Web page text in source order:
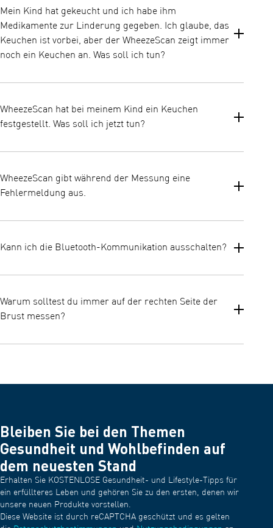
Verbindungsanzeige blinkt und WheezeScan wartet auf die
Kopplung. Befolge dann die Anweisungen in der OMRON Asthma
Diary App. Beachte, dass die Taste [Verbindung] nicht
funktioniert, wenn WheezeScan eingeschaltet ist.
Mein Kind hat gekeucht und ich habe ihm
Medikamente zur Linderung gegeben. Ich glaube, das
Keuchen ist vorbei, aber der WheezeScan zeigt immer
noch ein Keuchen an. Was soll ich tun?
Medikamente wirken. Befolge immer die Anweisungen deines
Arztes, egal wie das Ergebnis dieses Geräts ausfällt.
WheezeScan hat bei meinem Kind ein Keuchen
festgestellt. Was soll ich jetzt tun?
Engegefühl in der Brust, Kurzatmigkeit, Husten oder Keuchen
zeigt, solltest du die vom Arzt verordneten Maßnahmen
WheezeScan gibt während der Messung eine
Fehlermeldung aus.
Fehlerbehebung in der WheezeScan-Bedienungsanleitung an.
Kann ich die Bluetooth-Kommunikation ausschalten?
Verbindungsanzeige beginnt nach 2 Sekunden zu blinken, aber
drücke weiter. Lass die Taste NICHT los. Wenn das Bluetooth
schaltet sich der WheezeScan automatisch aus.
Warum solltest du immer auf der rechten Seite der
Brust messen?
ungenau sein.
Bleiben Sie bei den Themen
Gesundheit und Wohlbefinden auf
dem neuesten Stand
Erhalten Sie KOSTENLOSE Gesundheit- und Lifestyle-Tipps für
ein erfüllteres Leben und gehören Sie zu den ersten, denen wir
unsere neuen Produkte vorstellen.
Diese Website ist durch reCAPTCHA geschützt und es gelten